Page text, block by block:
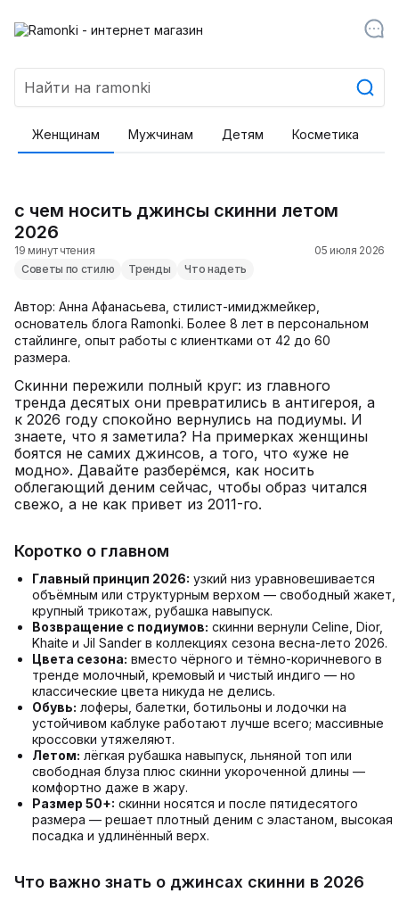
Женщинам Мужчинам Детям Косметика
с чем носить джинсы скинни летом
2026
Советы по стилю Тренды Что надеть
19 минут чтения 05 июля 2026
Автор: Анна Афанасьева, стилист-имиджмейкер,
основатель блога Ramonki. Более 8 лет в персональном
стайлинге, опыт работы с клиентками от 42 до 60
размера.
Скинни пережили полный круг: из главного
тренда десятых они превратились в антигероя, а
к 2026 году спокойно вернулись на подиумы. И
знаете, что я заметила? На примерках женщины
боятся не самих джинсов, а того, что «уже не
модно». Давайте разберёмся, как носить
облегающий деним сейчас, чтобы образ читался
свежо, а не как привет из 2011-го.
Коротко о главном
Главный принцип 2026: узкий низ уравновешивается
объёмным или структурным верхом — свободный жакет,
крупный трикотаж, рубашка навыпуск.
Возвращение с подиумов: скинни вернули Celine, Dior,
Khaite и Jil Sander в коллекциях сезона весна-лето 2026.
Цвета сезона: вместо чёрного и тёмно-коричневого в
тренде молочный, кремовый и чистый индиго — но
классические цвета никуда не делись.
Обувь: лоферы, балетки, ботильоны и лодочки на
устойчивом каблуке работают лучше всего; массивные
кроссовки утяжеляют.
Летом: лёгкая рубашка навыпуск, льняной топ или
свободная блуза плюс скинни укороченной длины —
комфортно даже в жару.
Размер 50+: скинни носятся и после пятидесятого
размера — решает плотный деним с эластаном, высокая
посадка и удлинённый верх.
Что важно знать о джинсах скинни в 2026